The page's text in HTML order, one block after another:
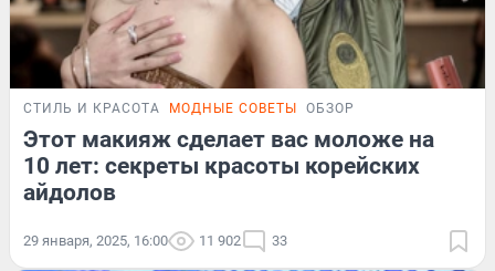
СТИЛЬ И КРАСОТА МОДНЫЕ СОВЕТЫ ОБЗОР
Этот макияж сделает вас моложе на
10 лет: секреты красоты корейских
айдолов
29 января, 2025, 16:00 11 902 33